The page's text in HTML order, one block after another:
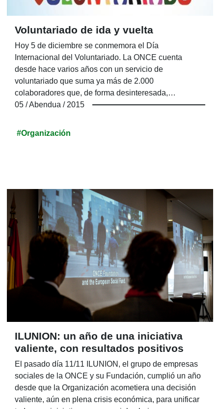
Voluntariado de ida y vuelta
Hoy 5 de diciembre se conmemora el Día
Internacional del Voluntariado. La ONCE cuenta
desde hace varios años con un servicio de
voluntariado que suma ya más de 2.000
colaboradores que, de forma desinteresada,
encuentran en esta acción una forma solidaria de vida,
a muchas personas ciegas o con discapacidad visual
grave.
05 / Abendua / 2015
#Organización
ILUNION: un año de una iniciativa
valiente, con resultados positivos
El pasado día 11/11 ILUNION, el grupo de empresas
sociales de la ONCE y su Fundación, cumplió un año
desde que la Organización acometiera una decisión
valiente, aún en plena crisis económica, para unificar